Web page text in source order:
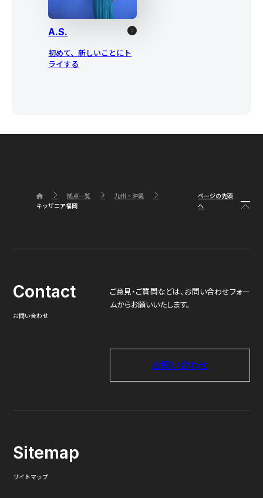
A.S.
初めて、新しいことにト
ライする
拠点一覧
九州・沖縄
キッザニア福岡
ページの先頭
へ
Contact
お問い合わせ
ご意見・ご質問などは、 お問い合わせフォー
ムからお願いいたします。
お問い合わせ
Sitemap
サイトマップ